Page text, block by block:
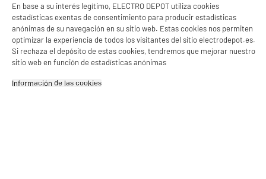
product_anchor_characteristics
2€49
En base a su interés legítimo, ELECTRO DEPOT utiliza cookies
estadísticas exentas de consentimiento para producir estadísticas
anónimas de su navegación en su sitio web. Estas cookies nos permiten
optimizar la experiencia de todos los visitantes del sitio electrodepot.es.
Si rechaza el depósito de estas cookies, tendremos que mejorar nuestro
sitio web en función de estadísticas anónimas
Información de las cookies‎